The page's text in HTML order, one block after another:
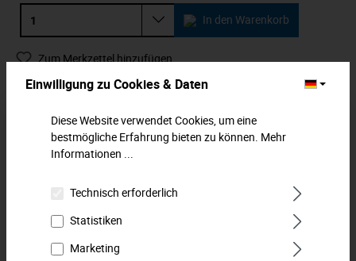
In den Warenkorb
Zum Merkzettel hinzufügen
Kugelgelenk-Ausdrücker. Zum Ausdrücken der
Kugelgelenkzapfen an Spurstangen und Stabilisatoren.
Technische Daten
Einwilligung zu Cookies & Daten
Diese Website verwendet Cookies, um eine
bestmögliche Erfahrung bieten zu können. Mehr
Informationen ...
Technisch erforderlich
Statistiken
Marketing